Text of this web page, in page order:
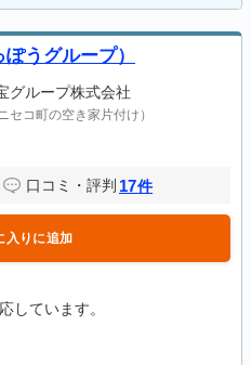
うグループ）
グループ株式会社
セコ町の空き家片付け）
口コミ・評判 17件
入りに追加
しています。